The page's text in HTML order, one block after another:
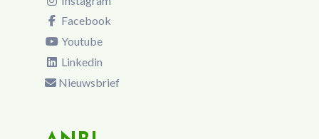
Facebook
Youtube
Linkedin
Nieuwsbrief